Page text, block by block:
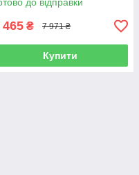
465 ₴ 7 971 ₴
Купити